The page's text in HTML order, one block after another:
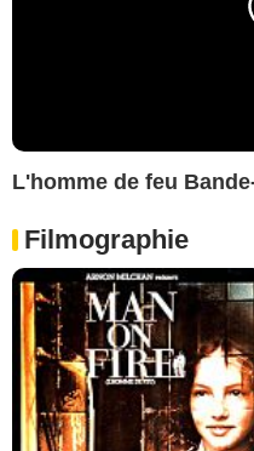
L'homme de feu
Filmographie